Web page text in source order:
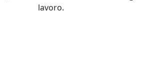
lavoro.